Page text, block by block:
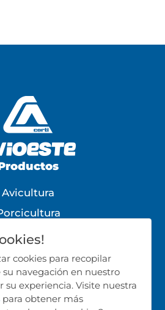
cookies para recopilar
navegación en nuestro
su experiencia. Visite nuestra
para obtener más
Avicultura
los Productos
Síganos!